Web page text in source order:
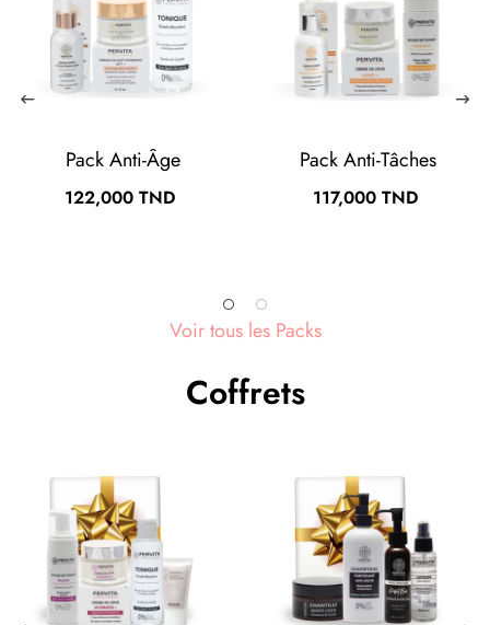
Pack Anti-Âge
Prix
122,000 TND
Pack Anti-Tâches
Prix
117,000 TND
Voir tous les Packs
Coffrets